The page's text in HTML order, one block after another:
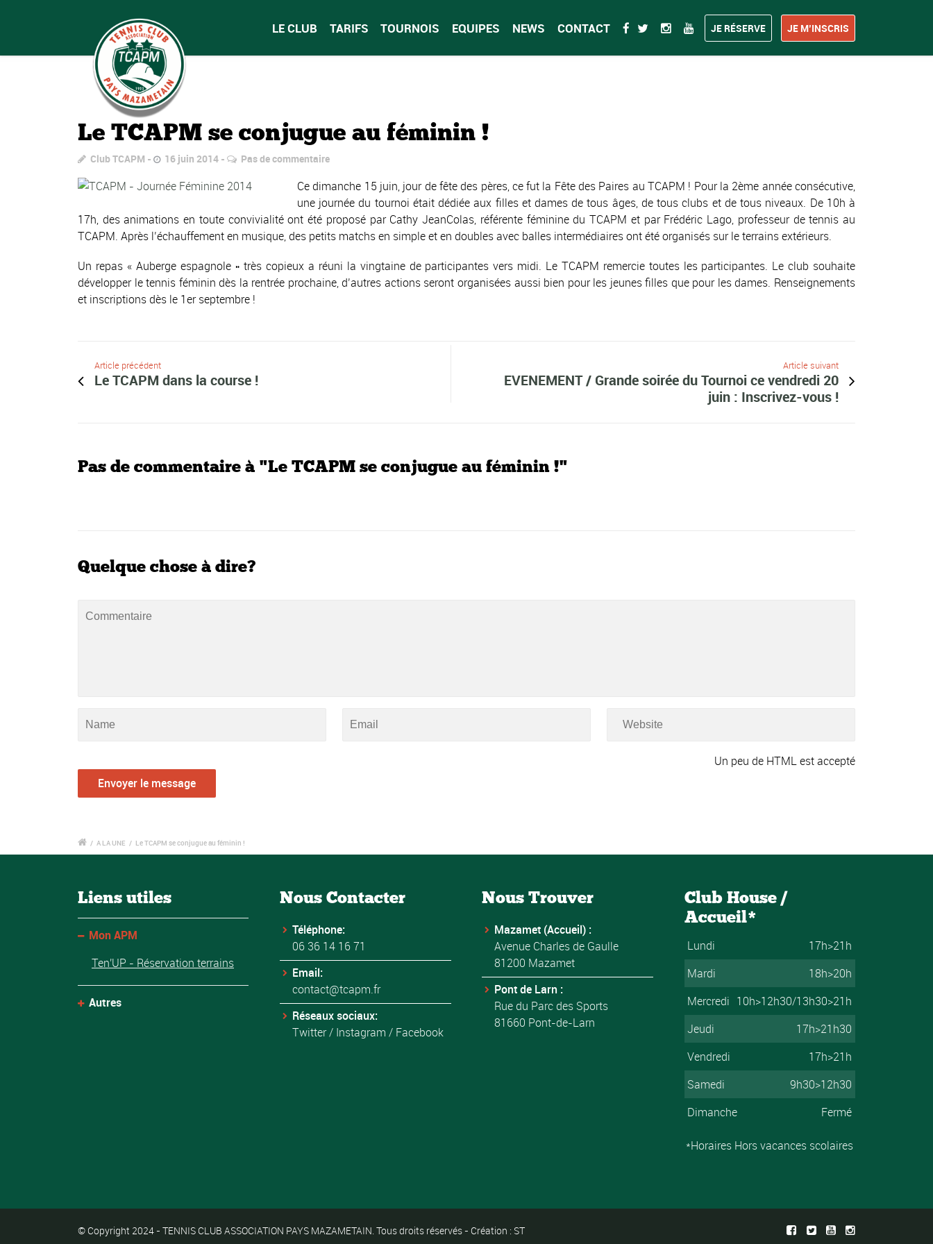
LE CLUB TARIFS TOURNOIS EQUIPES NEWS CONTACT JE RÉSERVE JE M’INSCRIS
Le TCAPM se conjugue au féminin !
Club TCAPM 16 juin 2014 Pas de commentaire
Ce dimanche 15 juin, jour de fête des pères, ce fut la Fête des Paires au TCAPM ! Pour la 2ème année consécutive,
une journée du tournoi était dédiée aux filles et dames de tous âges, de tous clubs et de tous niveaux. De 10h à
17h, des animations en toute convivialité ont été proposé par Cathy JeanColas, référente féminine du TCAPM et par Frédéric Lago, professeur de tennis au
TCAPM. Après l’échauffement en musique, des petits matchs en simple et en doubles avec balles intermédiaires ont été organisés sur le terrains extérieurs.
Un repas « Auberge espagnole » très copieux a réuni la vingtaine de participantes vers midi. Le TCAPM remercie toutes les participantes. Le club souhaite
développer le tennis féminin dès la rentrée prochaine, d’autres actions seront organisées aussi bien pour les jeunes filles que pour les dames. Renseignements
et inscriptions dès le 1er septembre !
Article précédent
Le TCAPM dans la course !
Article suivant
EVENEMENT / Grande soirée du Tournoi ce vendredi 20
juin : Inscrivez-vous !
Pas de commentaire à "Le TCAPM se conjugue au féminin !"
Quelque chose à dire?
Un peu de HTML est accepté
/ A LA UNE / Le TCAPM se conjugue au féminin !
Liens utiles
Mon APM
Ten'UP - Réservation terrains
Autres
Nous Contacter
Téléphone:
06 36 14 16 71
Email:
contact@tcapm.fr
Réseaux sociaux:
Twitter/ Instagram / Facebook
Nous Trouver
Mazamet (Accueil) :
Avenue Charles de Gaulle
81200 Mazamet
Pont de Larn :
Rue du Parc des Sports
81660 Pont-de-Larn
Club House /
Accueil*
Lundi
17h>21h
Mardi
18h>20h
Mercredi 10h>12h30/13h30>21h
Jeudi
17h>21h30
Vendredi
17h>21h
Samedi
9h30>12h30
Dimanche
Fermé
*Horaires Hors vacances scolaires
© Copyright 2024 - TENNIS CLUB ASSOCIATION PAYS MAZAMETAIN. Tous droits réservés - Création : ST